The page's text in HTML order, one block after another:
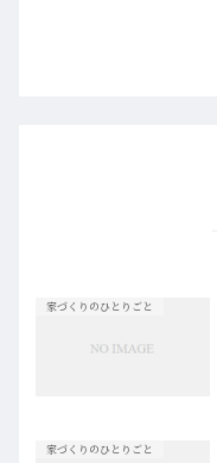
家づくりのひとりごと
家づくりのひとりごと